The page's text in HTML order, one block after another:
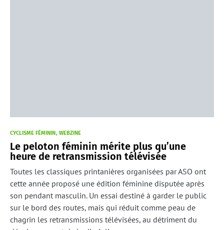
CYCLISME FÉMININ WEBZINE
Le peloton féminin mérite plus qu’une
heure de retransmission télévisée
Toutes les classiques printanières organisées par ASO ont
cette année proposé une édition féminine disputée après
son pendant masculin. Un essai destiné à garder le public
sur le bord des routes, mais qui réduit comme peau de
chagrin les retransmissions télévisées, au détriment du